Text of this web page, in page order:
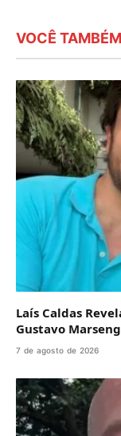
VOCÊ
Laís Caldas
Gustavo
7 de agosto de 2026